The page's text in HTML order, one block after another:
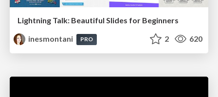
Lightning Talk: Beautiful Slides for Beginners
inesmontani
PRO 2 620